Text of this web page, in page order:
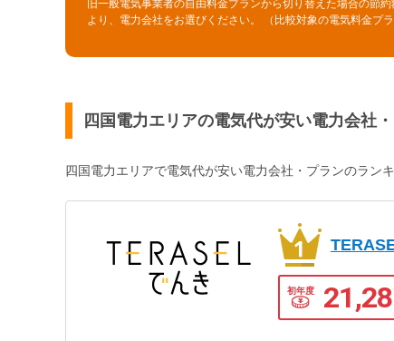
旧一般電気事業者の自由料金プランから切り替えた場合の節
より、電力会社をお選びください。 （比較対象の電気料金プ
四国電力エリアの電気代が安い電力会社
四国電力エリアで電気代が安い電力会社・プランのラン
初年度